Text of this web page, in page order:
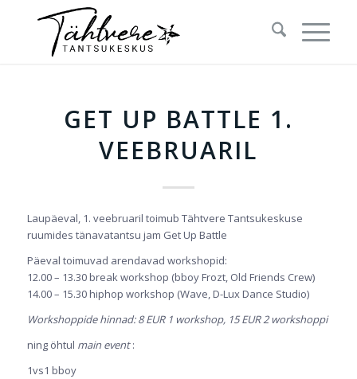
GET UP BATTLE 1.
VEEBRUARIL
Laupäeval, 1. veebruaril toimub Tähtvere Tantsukeskuse
ruumides tänavatantsu jam Get Up Battle
Päeval toimuvad arendavad workshopid:
12.00 – 13.30 break workshop (bboy Frozt, Old Friends Crew)
14.00 – 15.30 hiphop workshop (Wave, D-Lux Dance Studio)
Workshoppide hinnad: 8 EUR 1 workshop, 15 EUR 2 workshoppi
ning öhtul main event:
1vs1 bboy